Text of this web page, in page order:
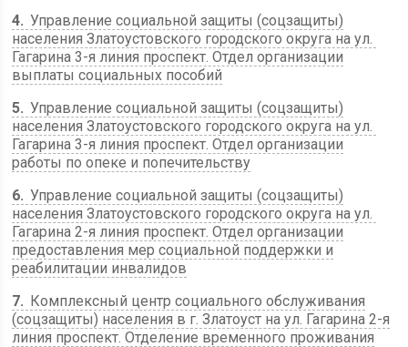
4 Управление социальной защиты (соцзащиты)
населения Златоустовского городского округа на ул. ​
Гагарина 3-я линия проспект. Отдел организации
выплаты социальных пособий
5 Управление социальной защиты (соцзащиты)
населения Златоустовского городского округа на ул. ​
Гагарина 3-я линия проспект. Отдел организации
работы по опеке и попечительству
6 Управление социальной защиты (соцзащиты)
населения Златоустовского городского округа на ул. ​
Гагарина 2-я линия проспект. Отдел организации
предоставления мер социальной поддержки и
реабилитации инвалидов
7
Комплексный центр социального обслуживания
(соцзащиты) населения в г. Златоуст на ул. ​Гагарина 2-я
линия проспект. Отделение временного проживания